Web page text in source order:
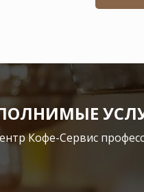
Кофе-Сервис